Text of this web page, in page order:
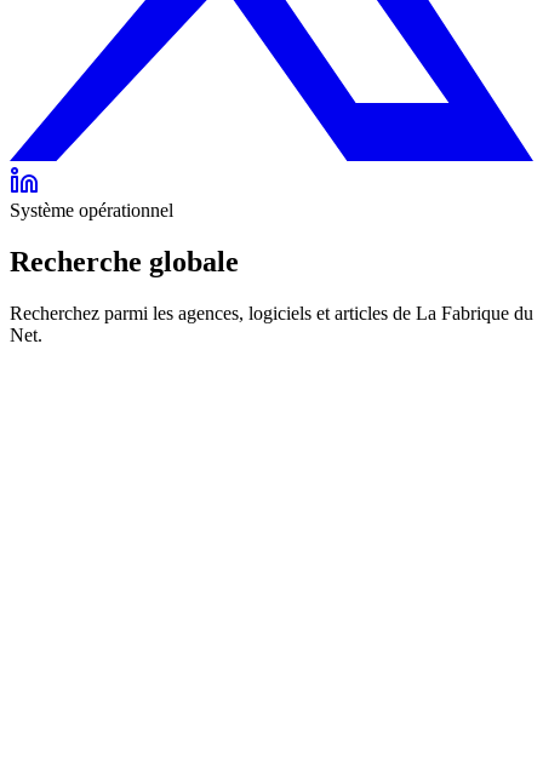
Système opérationnel
Recherche globale
Recherchez parmi les agences, logiciels et articles de La Fabrique du
Net.